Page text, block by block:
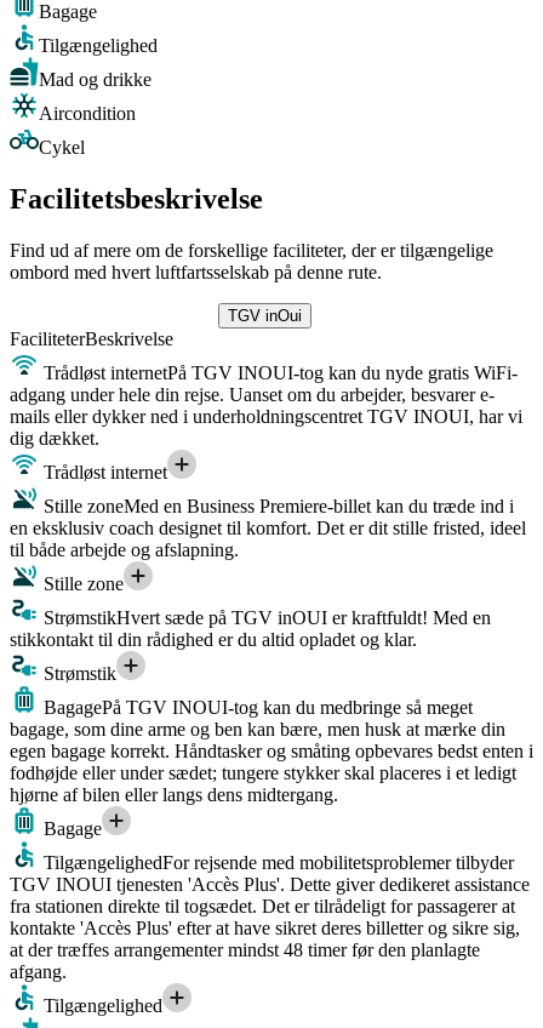
Bagage
Tilgængelighed
Mad og drikke
Aircondition
Cykel
Facilitetsbeskrivelse
Find ud af mere om de forskellige faciliteter, der er tilgængelige
ombord med hvert luftfartsselskab på denne rute.
TGV inOui
FaciliteterBeskrivelse
Trådløst internetPå TGV INOUI-tog kan du nyde gratis WiFi-
adgang under hele din rejse. Uanset om du arbejder, besvarer e-
mails eller dykker ned i underholdningscentret TGV INOUI, har vi
dig dækket.
Trådløst internet
Stille zoneMed en Business Premiere-billet kan du træde ind i
en eksklusiv coach designet til komfort. Det er dit stille fristed, ideel
til både arbejde og afslapning.
Stille zone
StrømstikHvert sæde på TGV inOUI er kraftfuldt! Med en
stikkontakt til din rådighed er du altid opladet og klar.
Strømstik
BagagePå TGV INOUI-tog kan du medbringe så meget
bagage, som dine arme og ben kan bære, men husk at mærke din
egen bagage korrekt. Håndtasker og småting opbevares bedst enten i
fodhøjde eller under sædet; tungere stykker skal placeres i et ledigt
hjørne af bilen eller langs dens midtergang.
Bagage
TilgængelighedFor rejsende med mobilitetsproblemer tilbyder
TGV INOUI tjenesten 'Accès Plus'. Dette giver dedikeret assistance
fra stationen direkte til togsædet. Det er tilrådeligt for passagerer at
kontakte 'Accès Plus' efter at have sikret deres billetter og sikre sig,
at der træffes arrangementer mindst 48 timer før den planlagte
afgang.
Tilgængelighed